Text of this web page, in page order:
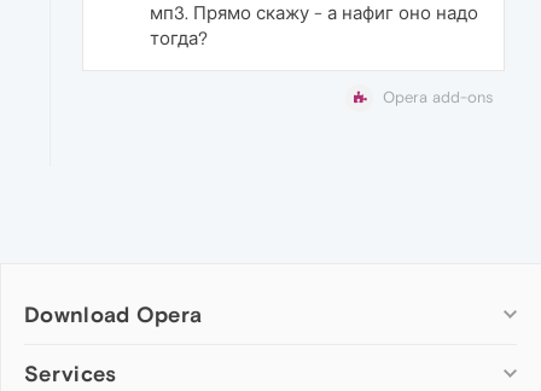
мп3. Прямо скажу - а нафиг оно надо
тогда?
Opera add-ons
Download Opera
Computer browsers
Services